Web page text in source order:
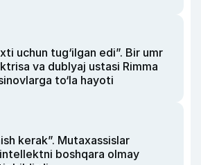
uchun tug‘ilgan edi”. Bir umr
va dublyaj ustasi Rimma
to‘la hayoti
kerak”. Mutaxassislar
boshqara olmay